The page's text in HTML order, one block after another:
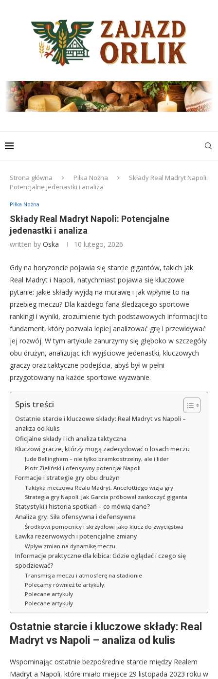
Strona główna Piłka Nożna
Składy Real Madryt Napoli:
Potencjalne jedenastki i analiza
Piłka Nożna
Składy Real Madryt Napoli: Potencjalne
jedenastki i analiza
written by Oska 10 lutego, 2026
Gdy na horyzoncie pojawia się starcie gigantów, takich jak
Real Madryt i Napoli, natychmiast pojawia się kluczowe
pytanie: jakie składy wyjdą na murawę i jak wpłynie to na
przebieg meczu? Dla każdego fana śledzącego sportowe
rankingi i wyniki, zrozumienie tych podstawowych informacji to
fundament, który pozwala lepiej analizować grę i przewidywać
jej rozwój. W tym artykule zanurzymy się głęboko w szczegóły
obu drużyn, analizując ich wyjściowe jedenastki, kluczowych
graczy oraz taktyczne podejścia, abyś był w pełni
przygotowany na każde sportowe wyzwanie.
Spis treści
Ostatnie starcie i kluczowe składy: Real Madryt vs Napoli –
analiza od kulis
Oficjalne składy i ich analiza taktyczna
Kluczowi gracze, którzy mogą zadecydować o losach meczu
Jude Bellingham – nie tylko bramkostrzelny, ale i lider
Piotr Zieliński i ofensywny potencjał Napoli
Formacje i strategie gry obu drużyn
Taktyka meczowa Realu Madryt: Ancelottiego wizja gry
Strategia gry Napoli: Jak García próbował zaskoczyć giganta
Statystyki i historia spotkań – co mówią dane?
Analiza gry: Siła ofensywna i defensywna
Środkowi pomocnicy i skrzydłowi jako klucz do zwycięstwa
Ławka rezerwowych i potencjalne zmiany
Wpływ zmian na dynamikę meczu
Informacje praktyczne dla kibica: Gdzie oglądać i czego się
spodziewać?
Transmisja meczu i atmosferę na stadionie
Polecamy również te artykuły:
Polecane artykuły
Polecane artykuły
Ostatnie starcie i kluczowe składy: Real
Madryt vs Napoli – analiza od kulis
Wspominając ostatnie bezpośrednie starcie między Realem
Madryt a Napoli, które miało miejsce 29 listopada 2023 roku w